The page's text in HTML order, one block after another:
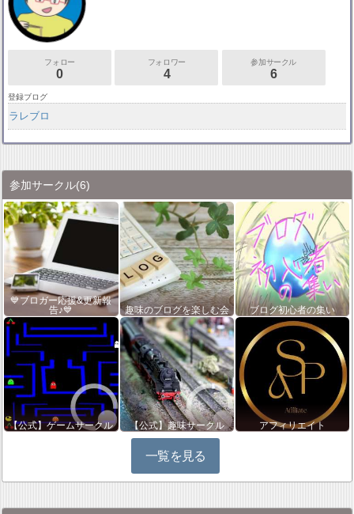
フォロー
0
フォロワー
4
参加サークル
6
登録ブログ
ラレブロ
参加サークル(6)
💙ブロガー応援&更新報
告♪💙
趣味のブログを楽しむ会 ブログ初心者の集い
【公式】ゲームサークル 【公式】趣味サークル アフィリエイト
一覧を見る